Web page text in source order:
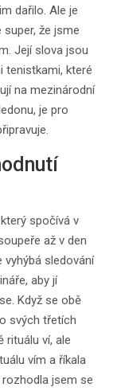
dařilo. Ale je
že jsme
Její slova jsou
tenistkami, které
na mezinárodní
je pro
spočívá v
až v den
vyhýbá sledování
aby jí
Když se obě
svých třetích
rituálu ví, ale
vím a říkala
jsem se